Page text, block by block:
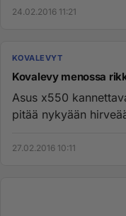
24.02.2016 11:21
KOVALEVYT
Kovalevy menossa
Asus x550
pitää nykyään
27.02.2016 10:11